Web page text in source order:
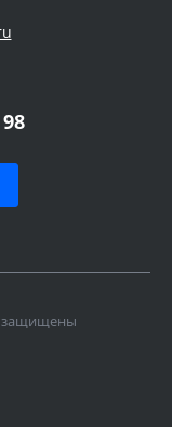
защищены